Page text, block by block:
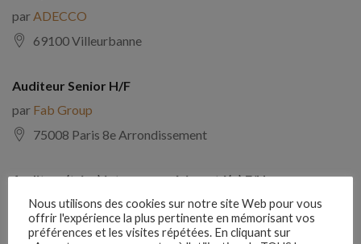
par ADECCO
69100 Villeurbanne
Auditeur Senior H/F
par Fab Group
75008 Paris 8e Arrondissement
Auditeur(trice) interne expérimenté(e) F/H
parComptabilite Emploi
39130 Châtillon
Nous utilisons des cookies sur notre site Web pour vous
offrir l'expérience la plus pertinente en mémorisant vos
préférences et les visites répétées. En cliquant sur